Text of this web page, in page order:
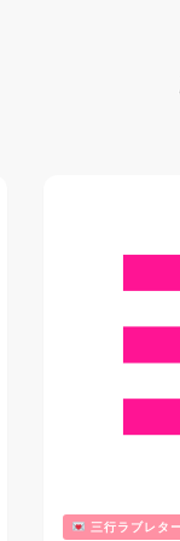
三行ラブレタ